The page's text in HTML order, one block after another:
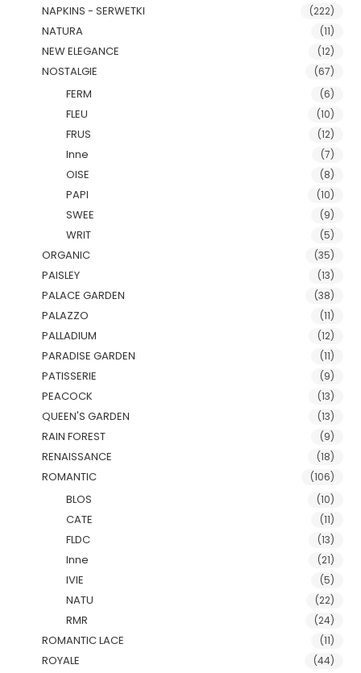
NAPKINS - SERWETKI (222)
NATURA (11)
NEW ELEGANCE (12)
NOSTALGIE (67)
FERM (6)
FLEU (10)
FRUS (12)
Inne (7)
OISE (8)
PAPI (10)
SWEE (9)
WRIT (5)
ORGANIC (35)
PAISLEY (13)
PALACE GARDEN (38)
PALAZZO (11)
PALLADIUM (12)
PARADISE GARDEN (11)
PATISSERIE (9)
PEACOCK (13)
QUEEN'S GARDEN (13)
RAIN FOREST (9)
RENAISSANCE (18)
ROMANTIC (106)
BLOS (10)
CATE (11)
FLDC (13)
Inne (21)
IVIE (5)
NATU (22)
RMR (24)
ROMANTIC LACE (11)
ROYALE (44)